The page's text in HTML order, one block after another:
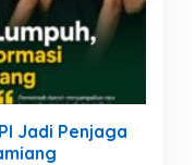
Jadi Penjaga